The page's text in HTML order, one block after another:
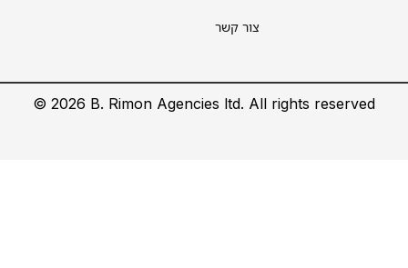
צור קשר
© 2026 B. Rimon Agencies ltd. All rights reserved